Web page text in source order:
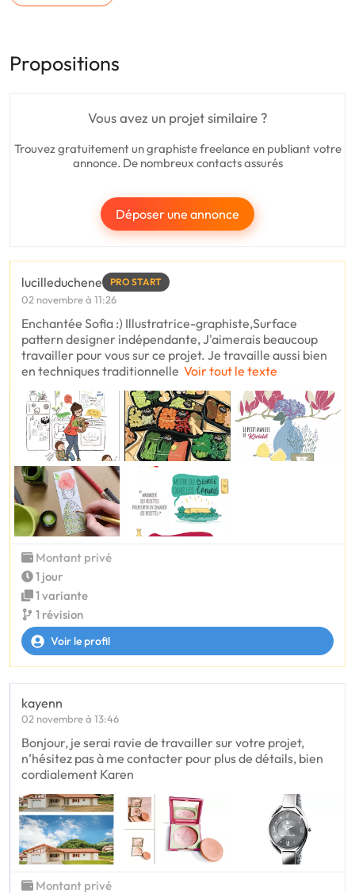
Propositions
Vous avez un projet similaire ?
Trouvez gratuitement un graphiste freelance en publiant votre
annonce. De nombreux contacts assurés
Déposer une annonce
lucilleduchene PRO START
02 novembre à 11:26
Enchantée Sofia :) Illustratrice-graphiste,Surface
pattern designer indépendante, J'aimerais beaucoup
travailler pour vous sur ce projet. Je travaille aussi bien
en techniques traditionnelle Voir tout le texte
Montant privé
1 jour
1 variante
1 révision
Voir le profil
kayenn
02 novembre à 13:46
Bonjour, je serai ravie de travailler sur votre projet,
n’hésitez pas à me contacter pour plus de détails, bien
cordialement Karen
Montant privé